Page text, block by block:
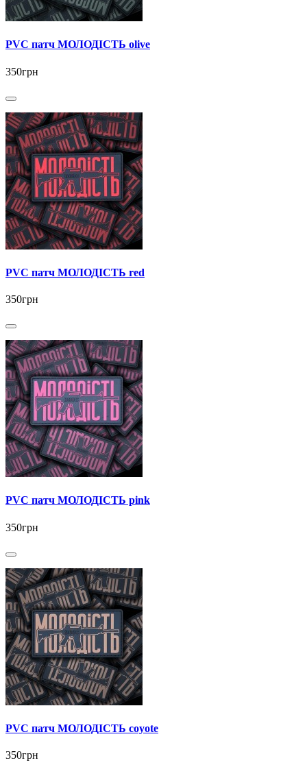
PVC патч МОЛОДІСТЬ olive
350грн
PVC патч МОЛОДІСТЬ red
350грн
PVC патч МОЛОДІСТЬ pink
350грн
PVC патч МОЛОДІСТЬ coyote
350грн